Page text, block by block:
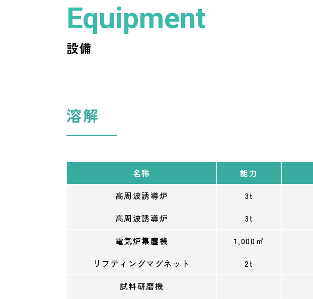
Equipment
設備
溶解
名称 能力
高周波誘導炉
3t
高周波誘導炉
3t
電気炉集塵機
1,000㎥
リフティングマグネット
2t
試料研磨機